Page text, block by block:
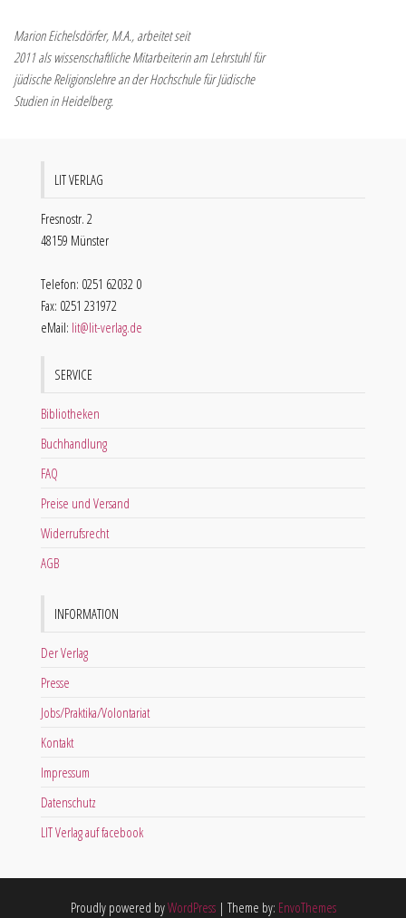
Marion Eichelsdörfer, M.A., arbeitet seit
2011 als wissenschaftliche Mitarbeiterin am Lehrstuhl für
jüdische Religionslehre an der Hochschule für Jüdische
Studien in Heidelberg.
LIT VERLAG
Fresnostr. 2
48159 Münster
Telefon: 0251 62032 0
Fax: 0251 231972
eMail: lit@lit-verlag.de
SERVICE
Bibliotheken
Buchhandlung
FAQ
Preise und Versand
Widerrufsrecht
AGB
INFORMATION
Der Verlag
Presse
Jobs/Praktika/Volontariat
Kontakt
Impressum
Datenschutz
LIT Verlag auf facebook
Proudly powered byWordPress | Theme by: EnvoThemes